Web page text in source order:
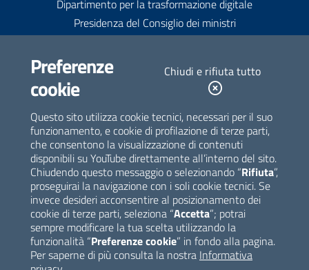
Preferenze
cookie
Chiudi e rifiuta tutto
Questo sito utilizza cookie tecnici, necessari per il suo
funzionamento, e cookie di profilazione di terze parti,
che consentono la visualizzazione di contenuti
disponibili su YouTube direttamente all’interno del sito.
Chiudendo questo messaggio o selezionando “Rifiuta”,
proseguirai la navigazione con i soli cookie tecnici. Se
invece desideri acconsentire al posizionamento dei
cookie di terze parti, seleziona “Accetta”; potrai
sempre modificare la tua scelta utilizzando la
funzionalità “Preferenze cookie” in fondo alla pagina.
Per saperne di più consulta la nostra Informativa
Dipartimento per la trasformazione digitale
Presidenza del Consiglio dei ministri
contatti@repubblicadigitale.gov.it
Newsletter
Iscriviti alla newsletter
Seguici su